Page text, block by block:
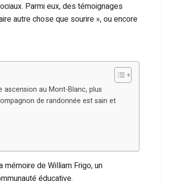
Parmi eux, des témoignages
autre chose que sourire », ou encore
ascension au Mont-Blanc, plus
de randonnée est sain et
de William Frigo, un